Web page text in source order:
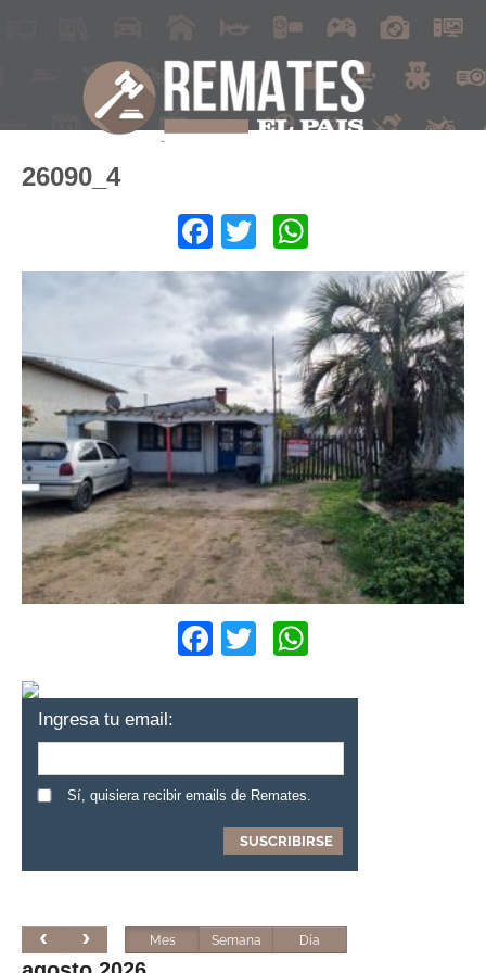
26090_4
Facebook
Twitter
Facebook
Twitter
Ingresa tu email:
Sí, quisiera recibir emails de Remates.
Mes Semana Día